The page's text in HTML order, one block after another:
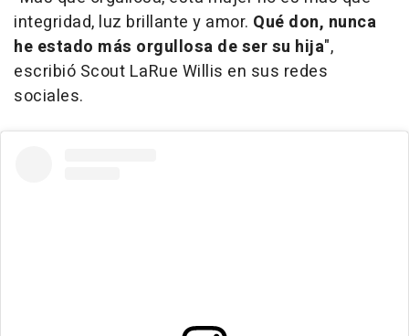
integridad, luz brillante y amor. Qué don, nunca
he estado más orgullosa de ser su hija",
escribió Scout LaRue Willis en sus redes
sociales.